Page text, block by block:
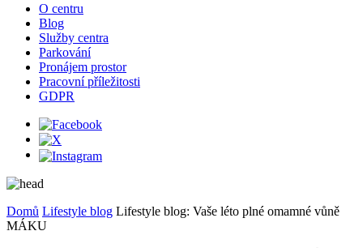
O centru
Blog
Služby centra
Parkování
Pronájem prostor
Pracovní příležitosti
GDPR
Domů Lifestyle blog Lifestyle blog: Vaše léto plné omamné vůně
MÁKU